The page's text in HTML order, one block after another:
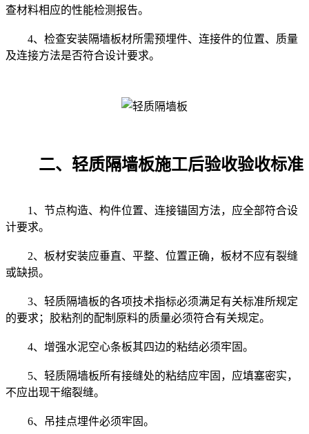
查材料相应的性能检测报告。
4、检查安装隔墙板材所需预埋件、连接件的位置、质量
及连接方法是否符合设计要求。
二、轻质隔墙板施工后验收验收标准
1、节点构造、构件位置、连接锚固方法，应全部符合设
计要求。
2、板材安装应垂直、平整、位置正确，板材不应有裂缝
或缺损。
3、轻质隔墙板的各项技术指标必须满足有关标准所规定
的要求；胶粘剂的配制原料的质量必须符合有关规定。
4、增强水泥空心条板其四边的粘结必须牢固。
5、轻质隔墙板所有接缝处的粘结应牢固，应填塞密实，
不应出现干缩裂缝。
6、吊挂点埋件必须牢固。